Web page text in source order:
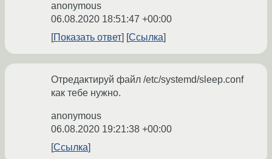
anonymous
06.08.2020 18:51:47 +00:00
Показать ответ
Ссылка
Отредактируй файл /etc/systemd/sleep.conf
как тебе нужно.
anonymous
06.08.2020 19:21:38 +00:00
Ссылка